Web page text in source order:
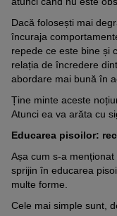
Dacă folosești mai
încuraja
repede ce este bine și
relația de încredere
abordare mai bună în
Ține minte aceste
Atunci ea va arăta cu
Educarea pisoilor:
Așa cum s-a
sprijin în educarea
multe forme.
Cele mai simple sunt,